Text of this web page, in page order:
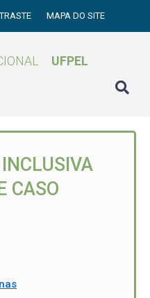
MAPA DO SITE
UFPEL
CASO